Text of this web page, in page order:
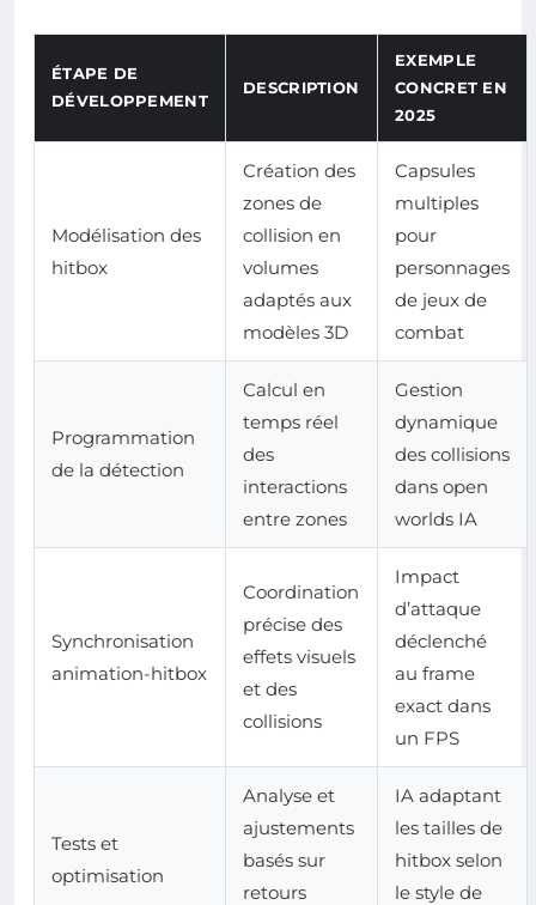
ÉTAPE DE
DÉVELOPPEMENT
DESCRIPTION
EXEMPLE
CONCRET EN
2025
Modélisation des
hitbox
Création des
zones de
collision en
volumes
adaptés aux
modèles 3D
Capsules
multiples
pour
personnages
de jeux de
combat
Programmation
de la détection
Calcul en
temps réel
des
interactions
entre zones
Gestion
dynamique
des collisions
dans open
worlds IA
Synchronisation
animation-hitbox
Coordination
précise des
effets visuels
et des
collisions
Impact
d’attaque
déclenché
au frame
exact dans
un FPS
Tests et
optimisation
Analyse et
ajustements
basés sur
retours
IA adaptant
les tailles de
hitbox selon
le style de